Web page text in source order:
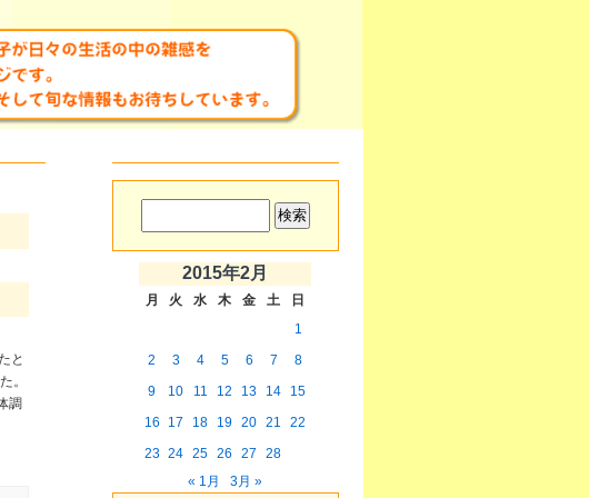
と
。
調
2015年2月
月 火 水 木 金 土
日
1
2
3 4 5 6 7
8
9
10 11 12 13 14
15
16
17 18 19 20 21
22
23 24 25 26 27
28
« 1月
3月 »